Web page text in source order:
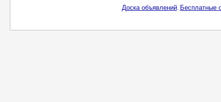
Доска объявлений. Бесплатные